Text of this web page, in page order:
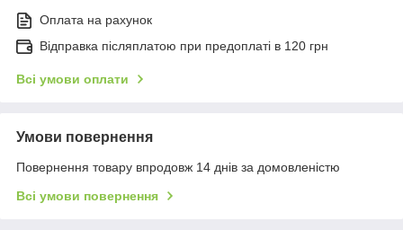
Оплата на рахунок
Відправка післяплатою при предоплаті в 120 грн
Всі умови оплати
Умови повернення
Повернення товару впродовж 14 днів за домовленістю
Всі умови повернення